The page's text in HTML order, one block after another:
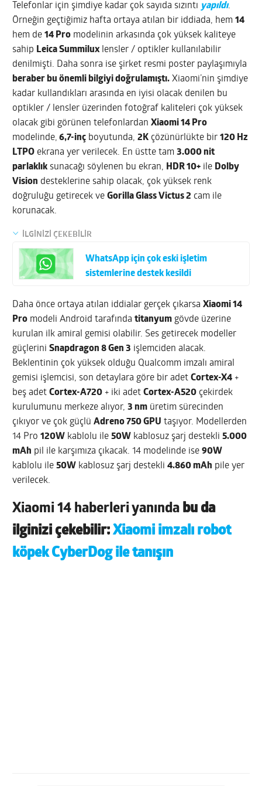
Telefonlar için şimdiye kadar çok sayıda sızıntı yapıldı.
Örneğin geçtiğimiz hafta ortaya atılan bir iddiada, hem14
hem de14 Pro modelinin arkasında çok yüksek kaliteye
sahip Leica Summiluxlensler / optikler kullanılabilir
denilmişti. Daha sonra ise şirket resmi poster paylaşımıyla
beraber bu önemli bilgiyi doğrulamıştı. Xiaomi’nin şimdiye
kadar kullandıkları arasında en iyisi olacak denilen bu
optikler / lensler üzerinden fotoğraf kaliteleri çok yüksek
olacak gibi görünen telefonlardanXiaomi 14 Pro
modelinde, 6,7-inç boyutunda,2K çözünürlükte bir120 Hz
LTPO ekrana yer verilecek. En üstte tam3.000 nit
parlaklık sunacağı söylenen bu ekran, HDR 10+ ile Dolby
Vision desteklerine sahip olacak, çok yüksek renk
doğruluğu getirecek veGorilla Glass Victus 2 cam ile
korunacak.
İLGİNİZİ ÇEKEBİLİR
WhatsApp için çok eski işletim
sistemlerine destek kesildi
Daha önce ortaya atılan iddialar gerçek çıkarsaXiaomi 14
Pro modeli Android tarafındatitanyum gövde üzerine
kurulan ilk amiral gemisi olabilir. Ses getirecek modeller
güçleriniSnapdragon 8 Gen 3 işlemciden alacak.
Beklentinin çok yüksek olduğu Qualcomm imzalı amiral
gemisi işlemcisi, son detaylara göre bir adetCortex-X4 +
beş adetCortex-A720 + iki adetCortex-A520 çekirdek
kurulumunu merkeze alıyor,3 nm üretim sürecinden
çıkıyor ve çok güçlüAdreno 750 GPU taşıyor. Modellerden
14 Pro120W kablolu ile50W kablosuz şarj destekli5.000
mAh pil ile karşımıza çıkacak. 14 modelinde ise90W
kablolu ile50W kablosuz şarj destekli4.860 mAh pile yer
verilecek.
Xiaomi 14 haberleri yanında bu da
ilginizi çekebilir:Xiaomi imzalı robot
köpek CyberDog ile tanışın